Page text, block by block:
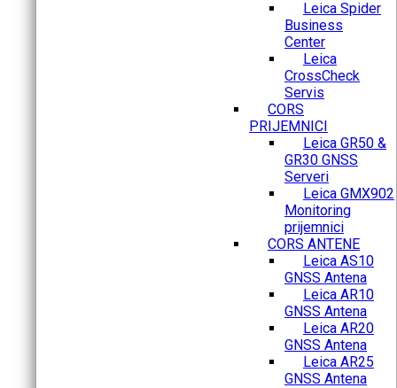
Leica Spider
Business
Center
Leica
CrossCheck
Servis
CORS
PRIJEMNICI
Leica GR50 &
GR30 GNSS
Serveri
Leica GMX902
Monitoring
prijemnici
CORS ANTENE
Leica AS10
GNSS Antena
Leica AR10
GNSS Antena
Leica AR20
GNSS Antena
Leica AR25
GNSS Antena